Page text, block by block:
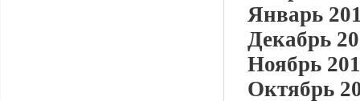
Январь
Декабрь
Ноябрь
Октябрь